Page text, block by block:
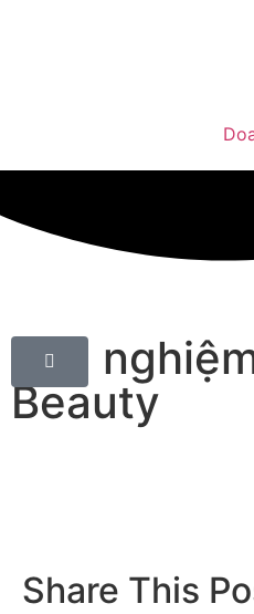
Trải
Beauty
Share This